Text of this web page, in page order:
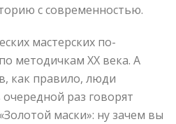
с современностью.
мастерских по-
методичкам XX века. А
как правило, люди
раз говорят
маски»: ну зачем вы